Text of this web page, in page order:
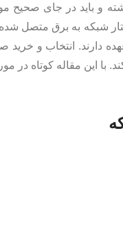
و باید در جای صحیح
شبکه به برق متصل
دارند. انتخاب و
این مقاله کوتاه در